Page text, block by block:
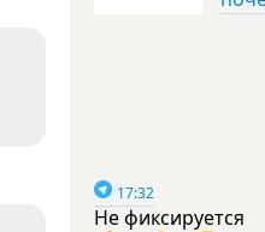
17:32
Не фиксируется